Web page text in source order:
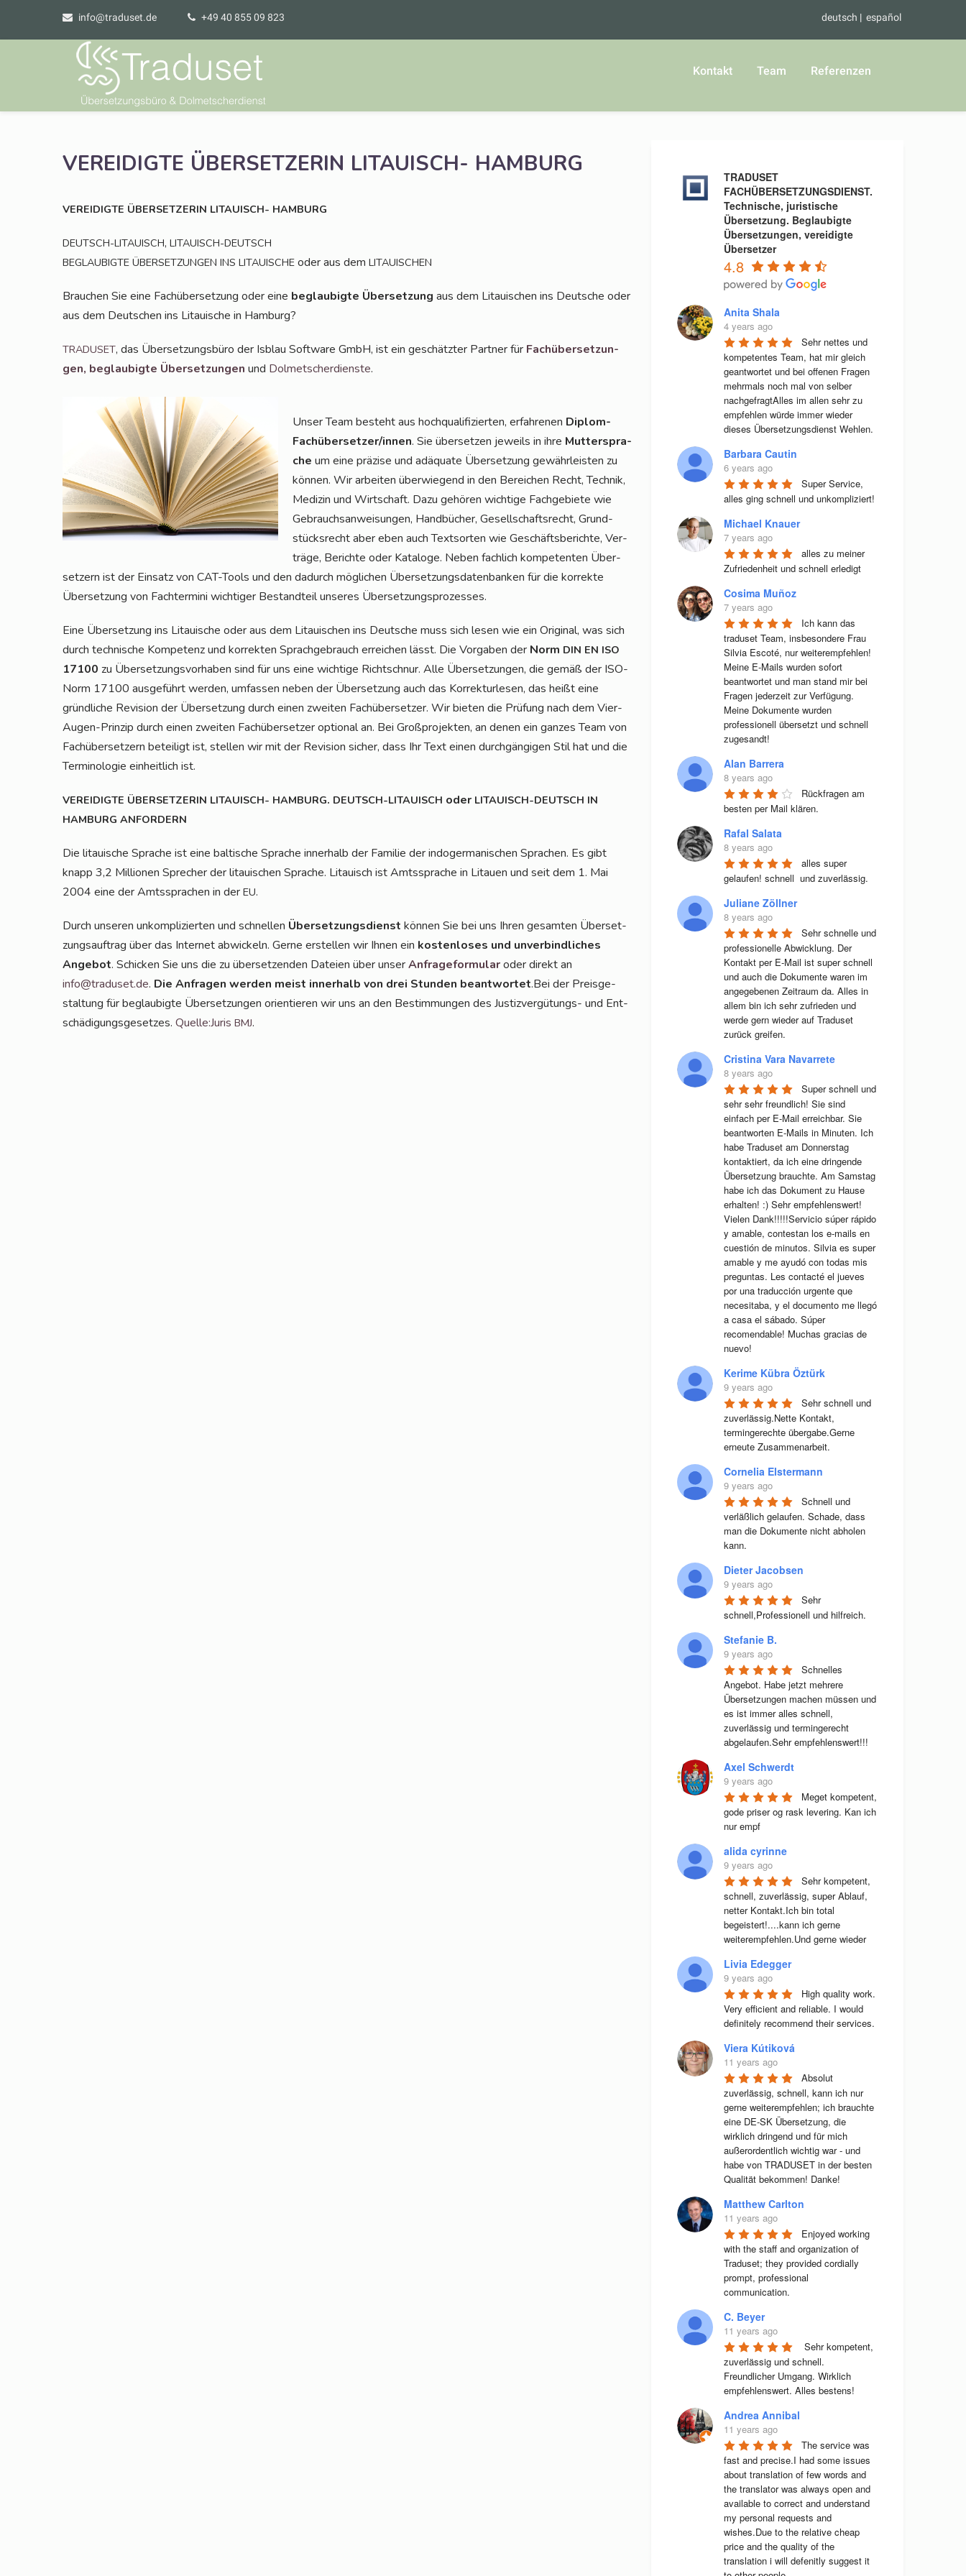
info@traduset.de +49 40 855 09 823 deutsch español
Kontakt Team Referenzen
VEREIDIGTE ÜBERSETZERIN LITAUISCH- HAMBURG
VEREIDIGTE ÜBERSETZERIN LITAUISCH- HAMBURG
DEUTSCH-LITAUISCH, LITAUISCH-DEUTSCH
BEGLAUBIGTE ÜBERSETZUNGEN INS LITAUISCHE oder aus dem LITAUISCHEN
Brau­chen Sie eine Fach­über­set­zung oder eine beglau­big­te Über­set­zung aus dem Litaui­schen ins Deut­sche oder
aus dem Deut­schen ins Litaui­sche in Hamburg?
TRADUSET, das Über­set­zungs­bü­ro der Isblau Soft­ware GmbH, ist ein geschätz­ter Part­ner für Fach­über­set­zun­
gen, beglau­big­te Über­set­zun­gen und Dol­met­scher­diens­te.
Unser Team besteht aus hoch­qua­li­fi­zier­ten, erfah­re­nen Diplom-
Fach­über­set­zer/in­nen. Sie über­set­zen jeweils in ihre Mut­ter­spra­
che um eine prä­zi­se und adäqua­te Über­set­zung gewähr­leis­ten zu
kön­nen. Wir arbei­ten über­wie­gend in den Berei­chen Recht, Tech­nik,
Medi­zin und Wirt­schaft. Dazu gehö­ren wich­ti­ge Fach­ge­bie­te wie
Gebrauchs­an­wei­sun­gen, Hand­bü­cher, Gesell­schafts­recht, Grund­
stücks­recht aber eben auch Text­sor­ten wie Geschäfts­be­rich­te, Ver­
trä­ge, Berich­te oder Kata­lo­ge. Neben fach­lich kom­pe­ten­ten Über­
set­zern ist der Ein­satz von CAT-Tools und den dadurch mög­li­chen Über­set­zungs­da­ten­ban­ken für die kor­rek­te
Über­set­zung von Fach­ter­mi­ni wich­ti­ger Bestand­teil unse­res Übersetzungsprozesses.
Eine Über­set­zung ins Litaui­sche oder aus dem Litaui­schen ins Deut­sche muss sich lesen wie ein Ori­gi­nal, was sich
durch tech­ni­sche Kom­pe­tenz und kor­rek­ten Sprach­ge­brauch errei­chen lässt. Die Vor­ga­ben der Norm DIN EN ISO
17100 zu Über­set­zungs­vor­ha­ben sind für uns eine wich­ti­ge Richt­schnur. Alle Über­set­zun­gen, die gemäß der ISO-
Norm 17100 aus­ge­führt wer­den, umfas­sen neben der Über­set­zung auch das Kor­rek­tur­le­sen, das heißt eine
gründ­li­che Revi­si­on der Über­set­zung durch einen zwei­ten Fach­über­set­zer. Wir bie­ten die Prü­fung nach dem Vier-
Augen-Prin­zip durch einen zwei­ten Fach­über­set­zer optio­nal an. Bei Groß­pro­jek­ten, an denen ein gan­zes Team von
Fach­über­set­zern betei­ligt ist, stel­len wir mit der Revi­si­on sicher, dass Ihr Text einen durch­gän­gi­gen Stil hat und die
Ter­mi­no­lo­gie ein­heit­lich ist.
VEREIDIGTE ÜBERSETZERIN LITAUISCH- HAMBURG. DEUTSCH-LITAUISCH oder LITAUISCH-DEUTSCH IN
HAMBURG ANFORDERN
Die litaui­sche Spra­che ist eine bal­ti­sche Spra­che inner­halb der Fami­lie der indo­ger­ma­ni­schen Spra­chen. Es gibt
knapp 3,2 Mil­lio­nen Spre­cher der litaui­schen Spra­che. Litau­isch ist Amts­spra­che in Litau­en und seit dem 1. Mai
2004 eine der Amts­spra­chen in der EU.
Durch unse­ren unkom­pli­zier­ten und schnel­len Über­set­zungs­dienst kön­nen Sie bei uns Ihren gesam­ten Über­set­
zungs­auf­trag über das Inter­net abwi­ckeln. Ger­ne erstel­len wir Ihnen ein kos­ten­lo­ses und unver­bind­li­ches
Ange­bot. Schi­cken Sie uns die zu über­set­zen­den Datei­en über unserAnfra­ge­for­mu­laroder direkt an
info@traduset.de. Die Anfra­gen wer­den meist inner­halb von drei Stun­den beant­wor­tet.Bei der Preis­ge­
stal­tung für beglau­big­te Über­set­zun­gen ori­en­tie­ren wir uns an den Bestim­mun­gen des Jus­tiz­ver­gü­tungs- und Ent­
schä­di­gungs­ge­set­zes. Quelle:Juris BMJ.
TRADUSET
FACHÜBERSETZUNGSDIENST.
Technische, juristische
Übersetzung. Beglaubigte
Übersetzungen, vereidigte
Übersetzer
4.8
Anita Shala
4 years ago
Sehr nettes und
kompetentes Team, hat mir gleich
geantwortet und bei offenen Fragen
mehrmals noch mal von selber
nachgefragtAlles im allen sehr zu
empfehlen würde immer wieder
dieses Übersetzungsdienst Wehlen.
Barbara Cautin
6 years ago
Super Service,
alles ging schnell und unkompliziert!
Michael Knauer
7 years ago
alles zu meiner
Zufriedenheit und schnell erledigt
Cosima Muñoz
7 years ago
Ich kann das
traduset Team, insbesondere Frau
Silvia Escoté, nur weiterempfehlen!
Meine E-Mails wurden sofort
beantwortet und man stand mir bei
Fragen jederzeit zur Verfügung.
Meine Dokumente wurden
professionell übersetzt und schnell
zugesandt!
Alan Barrera
8 years ago
Rückfragen am
besten per Mail klären.
Rafal Salata
8 years ago
alles super
gelaufen! schnell  und zuverlässig.
Juliane Zöllner
8 years ago
Sehr schnelle und
professionelle Abwicklung. Der
Kontakt per E-Mail ist super schnell
und auch die Dokumente waren im
angegebenen Zeitraum da. Alles in
allem bin ich sehr zufrieden und
werde gern wieder auf Traduset
zurück greifen.
Cristina Vara Navarrete
8 years ago
Super schnell und
sehr sehr freundlich! Sie sind
einfach per E-Mail erreichbar. Sie
beantworten E-Mails in Minuten. Ich
habe Traduset am Donnerstag
kontaktiert, da ich eine dringende
Übersetzung brauchte. Am Samstag
habe ich das Dokument zu Hause
erhalten! :) Sehr empfehlenswert!
Vielen Dank!!!!!Servicio súper rápido
y amable, contestan los e-mails en
cuestión de minutos. Silvia es super
amable y me ayudó con todas mis
preguntas. Les contacté el jueves
por una traducción urgente que
necesitaba, y el documento me llegó
a casa el sábado. Súper
recomendable! Muchas gracias de
nuevo!
Kerime Kübra Öztürk
9 years ago
Sehr schnell und
zuverlässig.Nette Kontakt,
termingerechte übergabe.Gerne
erneute Zusammenarbeit.
Cornelia Elstermann
9 years ago
Schnell und
verläßlich gelaufen. Schade, dass
man die Dokumente nicht abholen
kann.
Dieter Jacobsen
9 years ago
Sehr
schnell,Professionell und hilfreich.
Stefanie B.
9 years ago
Schnelles
Angebot. Habe jetzt mehrere
Übersetzungen machen müssen und
es ist immer alles schnell,
zuverlässig und termingerecht
abgelaufen.Sehr empfehlenswert!!!
Axel Schwerdt
9 years ago
Meget kompetent,
gode priser og rask levering. Kan ich
nur empf
alida cyrinne
9 years ago
Sehr kompetent,
schnell, zuverlässig, super Ablauf,
netter Kontakt.Ich bin total
begeistert!....kann ich gerne
weiterempfehlen.Und gerne wieder
Livia Edegger
9 years ago
High quality work.
Very efficient and reliable. I would
definitely recommend their services.
Viera Kútiková
11 years ago
Absolut
zuverlässig, schnell, kann ich nur
gerne weiterempfehlen; ich brauchte
eine DE-SK Übersetzung, die
wirklich dringend und für mich
außerordentlich wichtig war - und
habe von TRADUSET in der besten
Qualität bekommen! Danke!
Matthew Carlton
11 years ago
Enjoyed working
with the staff and organization of
Traduset; they provided cordially
prompt, professional
communication.
C. Beyer
11 years ago
Sehr kompetent,
zuverlässig und schnell.
Freundlicher Umgang. Wirklich
empfehlenswert. Alles bestens!
Andrea Annibal
11 years ago
The service was
fast and precise.I had some issues
about translation of few words and
the translator was always open and
available to correct and understand
my personal requests and
wishes.Due to the relative cheap
price and the quality of the
translation i will defenitly suggest it